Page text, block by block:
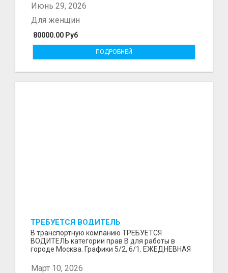
Июнь 29, 2026
80000.00 Руб
Для женщин
ПОДРОБНЕЙ
ТРЕБУЕТСЯ ВОДИТЕЛЬ
В транспортную компанию ТРЕБУЕТСЯ
ВОДИТЕЛЬ категории прав В для работы в
городе Москва. Графики 5/2, 6/1. ЕЖЕДНЕВНАЯ
ОПЛАТА ТРУДА В КОНЦЕ СМ...
Март 10, 2026